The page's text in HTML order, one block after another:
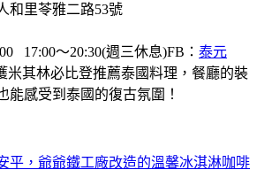
和里苓雅二路53號
17:00～20:30(週三休息)FB： 泰元
米其林必比登推薦泰國料理，餐廳的裝
能感受到泰國的復古氛圍！
平，爺爺鐵工廠改造的溫馨冰淇淋咖啡